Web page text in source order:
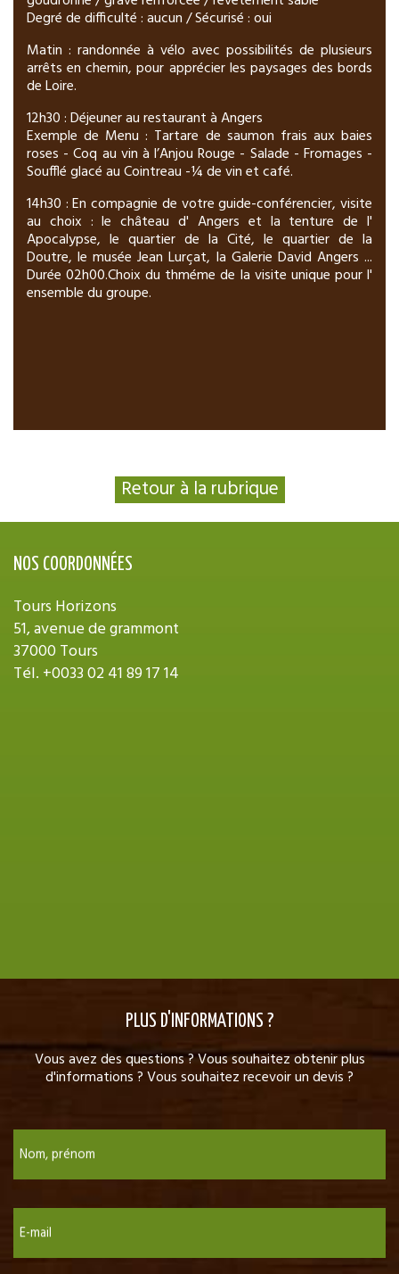
Degré de difficulté : aucun / Sécurisé : oui
Matin : randonnée à vélo avec possibilités de plusieurs
arrêts en chemin, pour apprécier les paysages des bords
de Loire.
12h30 : Déjeuner au restaurant à Angers
Exemple de Menu : Tartare de saumon frais aux baies
roses - Coq au vin à l’Anjou Rouge - Salade - Fromages -
Soufflé glacé au Cointreau -¼ de vin et café.
14h30 : En compagnie de votre guide-conférencier, visite
au choix : le château d' Angers et la tenture de l'
Apocalypse, le quartier de la Cité, le quartier de la
Doutre, le musée Jean Lurçat, la Galerie David Angers ...
Durée 02h00.Choix du thméme de la visite unique pour l'
ensemble du groupe.
Retour à la rubrique
NOS COORDONNÉES
Tours Horizons
51, avenue de grammont
37000 Tours
Tél. +0033 02 41 89 17 14
PLUS D'INFORMATIONS ?
Vous avez des questions ? Vous souhaitez obtenir plus
d'informations ? Vous souhaitez recevoir un devis ?
Nom, prénom
E-mail